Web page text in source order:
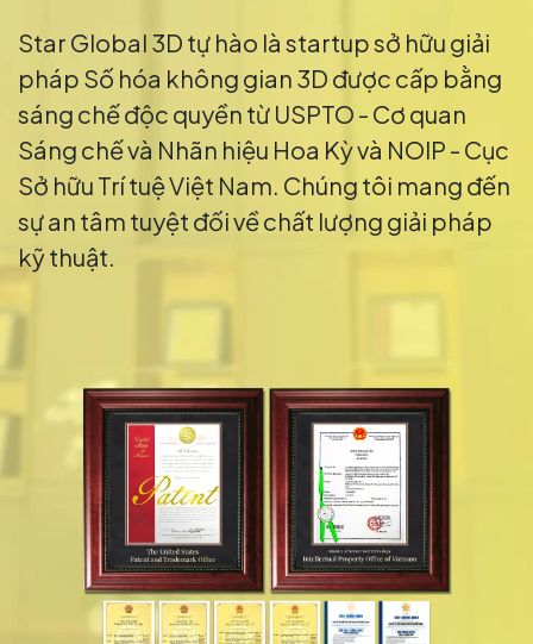
Star Global 3D tự hào là startup sở hữu giải
pháp Số hóa không gian 3D được cấp bằng
sáng chế độc quyền từ USPTO - Cơ quan
Sáng chế và Nhãn hiệu Hoa Kỳ và NOIP - Cục
Sở hữu Trí tuệ Việt Nam. Chúng tôi mang đến
sự an tâm tuyệt đối về chất lượng giải pháp
kỹ thuật.